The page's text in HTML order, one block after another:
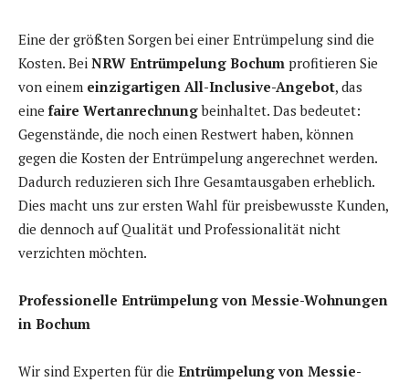
Eine der größten Sorgen bei einer Entrümpelung sind die
Kosten. Bei NRW Entrümpelung Bochum profitieren Sie
von einem einzigartigen All-Inclusive-Angebot, das
eine faire Wertanrechnungbeinhaltet. Das bedeutet:
Gegenstände, die noch einen Restwert haben, können
gegen die Kosten der Entrümpelung angerechnet werden.
Dadurch reduzieren sich Ihre Gesamtausgaben erheblich.
Dies macht uns zur ersten Wahl für preisbewusste Kunden,
die dennoch auf Qualität und Professionalität nicht
verzichten möchten.
Professionelle Entrümpelung von Messie-Wohnungen
in Bochum
Wir sind Experten für die Entrümpelung von Messie-